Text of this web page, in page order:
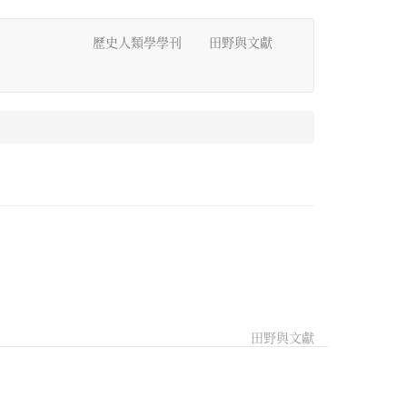
歷史人類學學刊 田野與文獻
田野與文獻